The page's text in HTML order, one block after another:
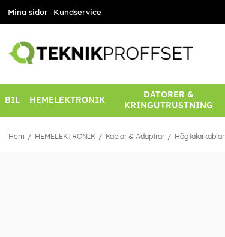
Mina sidor Kundservice
BIL HEMELEKTRONIK
DATORER &
KRINGUTRUSTNING
Hem HEMELEKTRONIK Kablar & Adaptrar Högtalarkablar